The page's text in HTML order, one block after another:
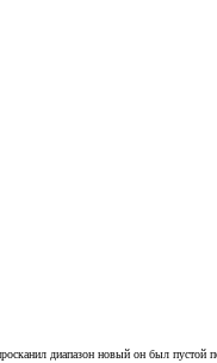
диапазон новый он был пустой